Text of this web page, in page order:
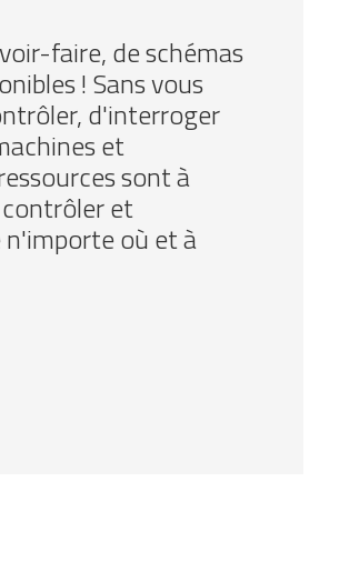
faire, de schémas
! Sans vous
d'interroger
et
sont à
et
où et à